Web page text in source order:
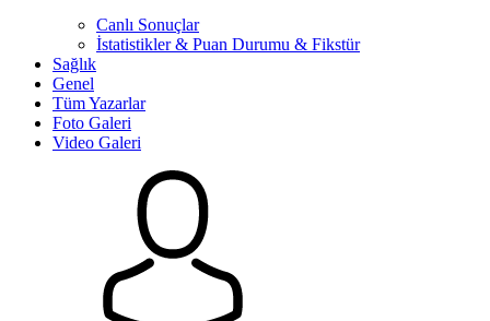
Canlı Sonuçlar
İstatistikler & Puan Durumu & Fikstür
Sağlık
Genel
Tüm Yazarlar
Foto Galeri
Video Galeri